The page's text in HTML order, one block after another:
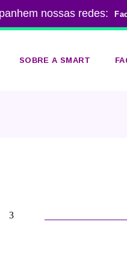
nossas redes:
SOBRE A SMART